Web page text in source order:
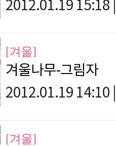
2012.01.19 15:18
[겨울]
겨울나무-그림자
2012.01.19 14:10
[겨울]